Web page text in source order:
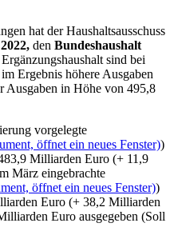
Euro ausgegeben (Soll
die Steuer- und
die Steuer- und sonstigen
ist – wie im
von 138,9
Regierungsentwurf hatte
Euro gerechnet. 2021 hatte
Milliarden Euro
liegt damit wie 2020 und
des Grundgesetzes regulär
wird der Bundestag